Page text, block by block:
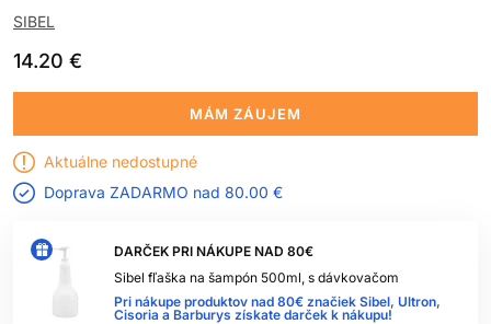
SIBEL
14.20 €
DARČEK PRI NÁKUPE NAD 80€
Sibel fľaška na šampón 500ml, s dávkovačom
Pri nákupe produktov nad 80€ značiek Sibel, Ultron,
Cisoria a Barburys získate darček k nákupu!
MÁM ZÁUJEM
Aktuálne nedostupné
Doprava ZADARMO nad 80.00 €